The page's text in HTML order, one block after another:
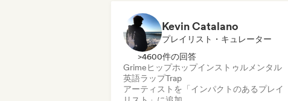
Kevin Catalano
プレイリスト・キュレーター
>4600件の回答
Grimeヒップホップインストゥルメンタル
英語ラップTrap
アーティストを「インパクトのあるプレイ